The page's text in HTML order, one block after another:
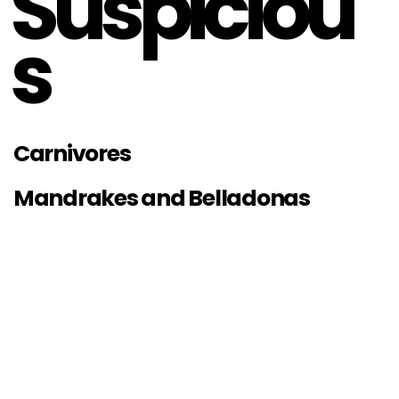
s
Carnivores
Mandrakes and Belladonas